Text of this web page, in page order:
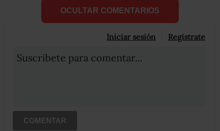
OCULTAR COMENTARIOS
Iniciar sesión Registrate
Suscribete para comentar...
COMENTAR